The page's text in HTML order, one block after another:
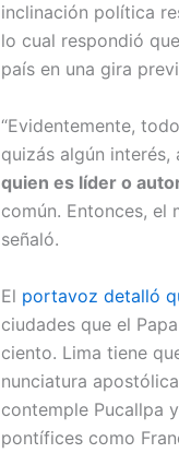
inclinación política
lo cual respondió
país en una gira
“Evidentemente,
quizás algún
quien es líder o
común. Entonces, el
señaló.
El portavoz detalló
ciudades que el
ciento. Lima tiene
nunciatura
contemple Pucallpa
pontífices como